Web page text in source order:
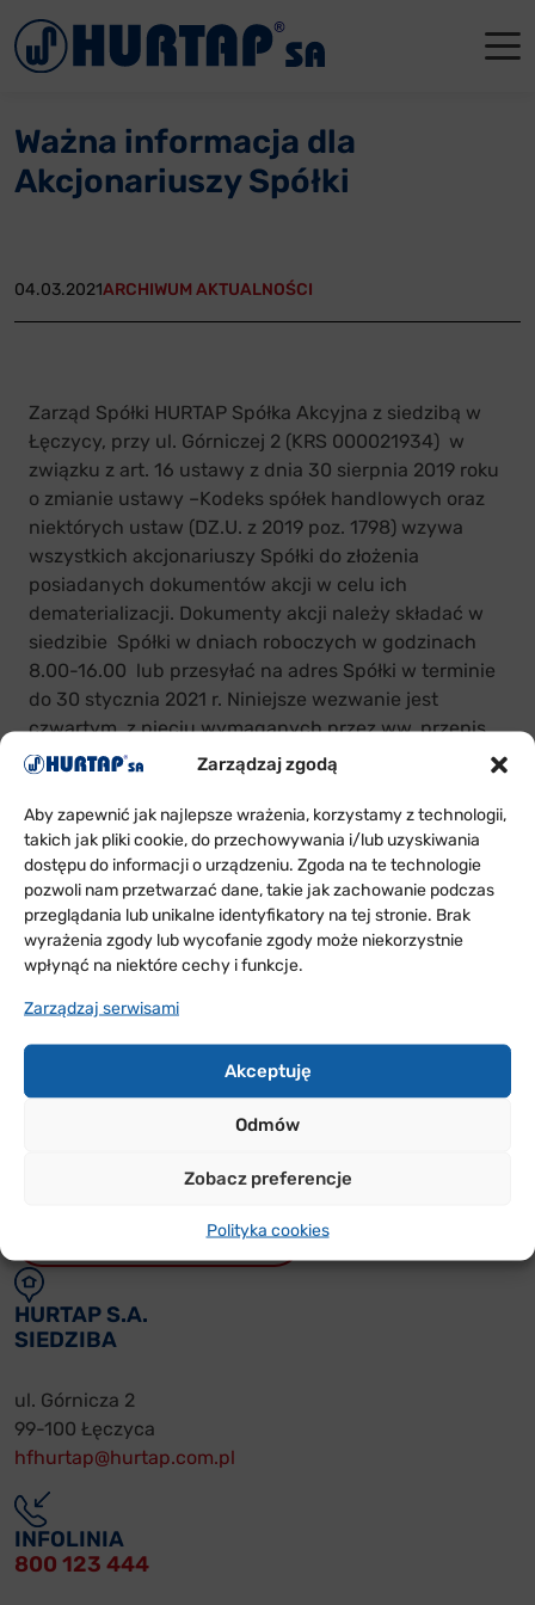
Zarządzaj zgodą
Aby zapewnić jak najlepsze wrażenia, korzystamy z technologii,
takich jak pliki cookie, do przechowywania i/lub uzyskiwania
dostępu do informacji o urządzeniu. Zgoda na te technologie
pozwoli nam przetwarzać dane, takie jak zachowanie podczas
przeglądania lub unikalne identyfikatory na tej stronie. Brak
wyrażenia zgody lub wycofanie zgody może niekorzystnie
wpłynąć na niektóre cechy i funkcje.
Zarządzaj serwisami
Akceptuję
Odmów
Zobacz preferencje
Polityka cookies
Ważna informacja dla
Akcjonariuszy Spółki
04.03.2021ARCHIWUM AKTUALNOŚCI
Zarząd Spółki HURTAP Spółka Akcyjna z siedzibą w
Łęczycy, przy ul. Górniczej 2 (KRS 000021934) w
związku z art. 16 ustawy z dnia 30 sierpnia 2019 roku
o zmianie ustawy –Kodeks spółek handlowych oraz
niektórych ustaw (DZ.U. z 2019 poz. 1798) wzywa
wszystkich akcjonariuszy Spółki do złożenia
posiadanych dokumentów akcji w celu ich
dematerializacji. Dokumenty akcji należy składać w
siedzibie Spółki w dniach roboczych w godzinach
8.00-16.00 lub przesyłać na adres Spółki w terminie
do 30 stycznia 2021 r. Niniejsze wezwanie jest
czwartym z pięciu wymaganych przez ww. przepis
prawa.
ODDZIAŁY
W POLSCE
Sprawdź w jakich rejonach Polski jesteśmy i skontaktuj
się z nami
PRZYDATNE
WARUNKI WSPÓŁPRACY
REKLAMACJE ON-LINE
HURTAP S.A.
SIEDZIBA
ul. Górnicza 2
99-100 Łęczyca
hfhurtap@hurtap.com.pl
INFOLINIA
800 123 444
Menu
Aktualności
Reklamacje
Kontakt